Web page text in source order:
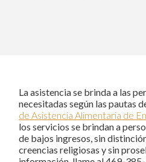
La asistencia se brinda a las
necesitadas según las pautas
de Asistencia Alimentaria de
los servicios se brindan a
de bajos ingresos, sin
creencias religiosas y sin